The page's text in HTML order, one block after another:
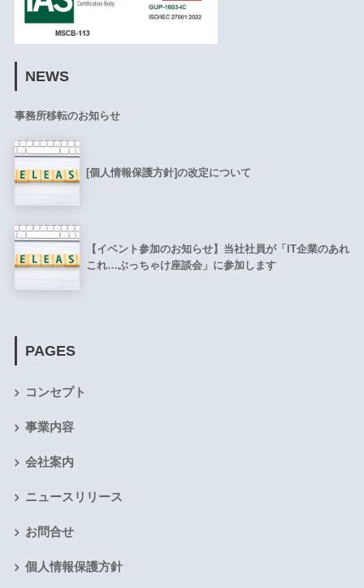
NEWS
事務所移転のお知らせ
[個人情報保護方針]の改定について
【イベント参加のお知らせ】当社社員が「IT企業のあれ
これ…ぶっちゃけ座談会」に参加します
PAGES
コンセプト
事業内容
会社案内
ニュースリリース
お問合せ
個人情報保護方針